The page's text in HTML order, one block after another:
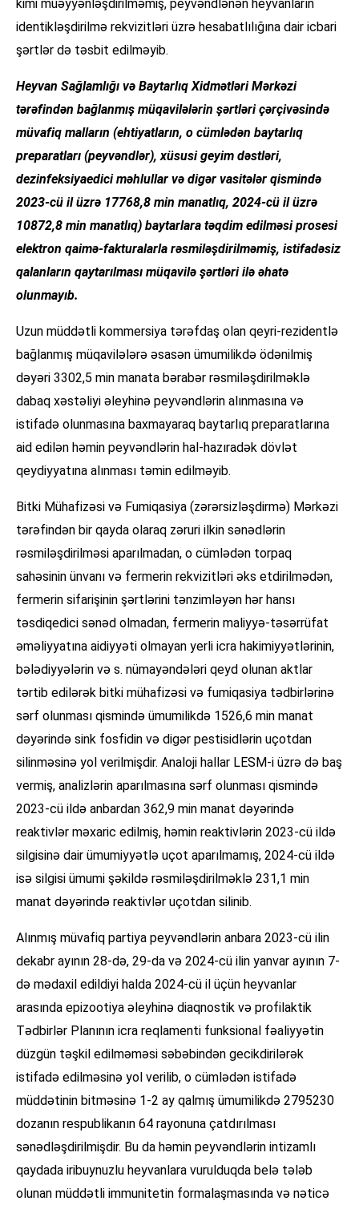
kimi müəyyənləşdirilməmiş, peyvəndlənən heyvanların
identikləşdirilmə rekvizitləri üzrə hesabatlılığına dair icbari
şərtlər də təsbit edilməyib.
Heyvan Sağlamlığı və Baytarlıq Xidmətləri Mərkəzi
tərəfindən bağlanmış müqavilələrin şərtləri çərçivəsində
müvafiq malların (ehtiyatların, o cümlədən baytarlıq
preparatları (peyvəndlər), xüsusi geyim dəstləri,
dezinfeksiyaedici məhlullar və digər vasitələr qismində
2023-cü il üzrə 17768,8 min manatlıq, 2024-cü il üzrə
10872,8 min manatlıq) baytarlara təqdim edilməsi prosesi
elektron qaimə-fakturalarla rəsmiləşdirilməmiş, istifadəsiz
qalanların qaytarılması müqavilə şərtləri ilə əhatə
olunmayıb.
Uzun müddətli kommersiya tərəfdaş olan qeyri-rezidentlə
bağlanmış müqavilələrə əsasən ümumilikdə ödənilmiş
dəyəri 3302,5 min manata bərabər rəsmiləşdirilməklə
dabaq xəstəliyi əleyhinə peyvəndlərin alınmasına və
istifadə olunmasına baxmayaraq baytarlıq preparatlarına
aid edilən həmin peyvəndlərin hal-hazıradək dövlət
qeydiyyatına alınması təmin edilməyib.
Bitki Mühafizəsi və Fumiqasiya (zərərsizləşdirmə) Mərkəzi
tərəfindən bir qayda olaraq zəruri ilkin sənədlərin
rəsmiləşdirilməsi aparılmadan, o cümlədən torpaq
sahəsinin ünvanı və fermerin rekvizitləri əks etdirilmədən,
fermerin sifarişinin şərtlərini tənzimləyən hər hansı
təsdiqedici sənəd olmadan, fermerin maliyyə-təsərrüfat
əməliyyatına aidiyyəti olmayan yerli icra hakimiyyətlərinin,
bələdiyyələrin və s. nümayəndələri qeyd olunan aktlar
tərtib edilərək bitki mühafizəsi və fumiqasiya tədbirlərinə
sərf olunması qismində ümumilikdə 1526,6 min manat
dəyərində sink fosfidin və digər pestisidlərin uçotdan
silinməsinə yol verilmişdir. Analoji hallar LESM-i üzrə də baş
vermiş, analizlərin aparılmasına sərf olunması qismində
2023-cü ildə anbardan 362,9 min manat dəyərində
reaktivlər məxaric edilmiş, həmin reaktivlərin 2023-cü ildə
silgisinə dair ümumiyyətlə uçot aparılmamış, 2024-cü ildə
isə silgisi ümumi şəkildə rəsmiləşdirilməklə 231,1 min
manat dəyərində reaktivlər uçotdan silinib.
Alınmış müvafiq partiya peyvəndlərin anbara 2023-cü ilin
dekabr ayının 28-də, 29-da və 2024-cü ilin yanvar ayının 7-
də mədaxil edildiyi halda 2024-cü il üçün heyvanlar
arasında epizootiya əleyhinə diaqnostik və profilaktik
Tədbirlər Planının icra reqlamenti funksional fəaliyyətin
düzgün təşkil edilməməsi səbəbindən gecikdirilərək
istifadə edilməsinə yol verilib, o cümlədən istifadə
müddətinin bitməsinə 1-2 ay qalmış ümumilikdə 2795230
dozanın respublikanın 64 rayonuna çatdırılması
sənədləşdirilmişdir. Bu da həmin peyvəndlərin intizamlı
qaydada iribuynuzlu heyvanlara vurulduqda belə tələb
olunan müddətli immunitetin formalaşmasında və nəticə